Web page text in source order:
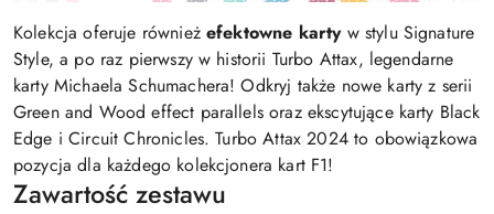
Kolekcja oferuje również efektowne kartyw stylu Signature
Style, a po raz pierwszy w historii Turbo Attax, legendarne
karty Michaela Schumachera! Odkryj także nowe karty z serii
Green and Wood effect parallels oraz ekscytujące karty Black
Edge i Circuit Chronicles. Turbo Attax 2024 to obowiązkowa
pozycja dla każdego kolekcjonera kart F1!
Zawartość zestawu